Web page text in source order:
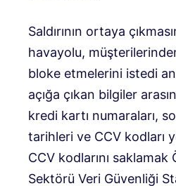
Saldırının ortaya
havayolu,
bloke etmelerini istedi
açığa çıkan bilgiler
kredi kartı numaraları,
tarihleri ​​ve CCV kodları
CCV kodlarını saklamak
Sektörü Veri Güvenliği